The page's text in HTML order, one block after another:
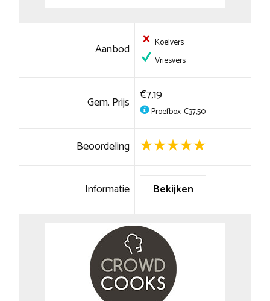
Aanbod
Koelvers
Vriesvers
Gem. Prijs €7,19
Proefbox: €37,50
Beoordeling
Informatie Bekijken